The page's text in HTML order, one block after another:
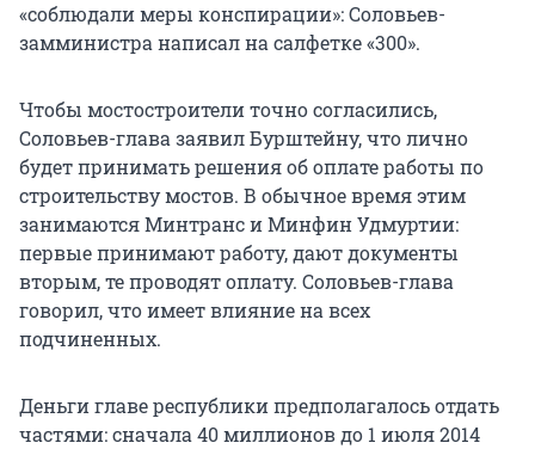
«соблюдали меры конспирации»: Соловьев-
замминистра написал на салфетке «300».
Чтобы мостостроители точно согласились,
Соловьев-глава заявил Бурштейну, что лично
будет принимать решения об оплате работы по
строительству мостов. В обычное время этим
занимаются Минтранс и Минфин Удмуртии:
первые принимают работу, дают документы
вторым, те проводят оплату. Соловьев-глава
говорил, что имеет влияние на всех
подчиненных.
Деньги главе республики предполагалось отдать
частями: сначала40миллионов до 1 июля 2014